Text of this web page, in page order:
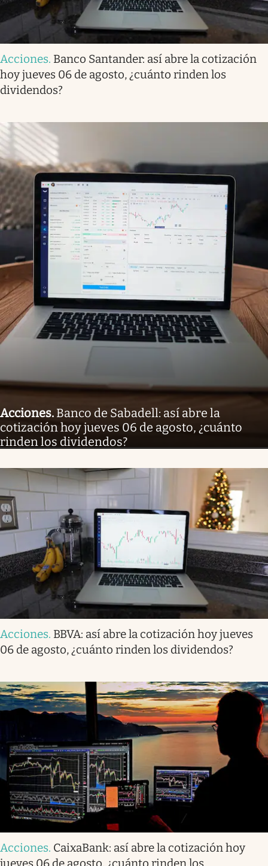
Acciones. Banco Santander: así abre la cotización
hoy jueves 06 de agosto, ¿cuánto rinden los
dividendos?
Acciones. Banco de Sabadell: así abre la
cotización hoy jueves 06 de agosto, ¿cuánto
rinden los dividendos?
Acciones. BBVA: así abre la cotización hoy jueves
06 de agosto, ¿cuánto rinden los dividendos?
Acciones. CaixaBank: así abre la cotización hoy
jueves 06 de agosto, ¿cuánto rinden los